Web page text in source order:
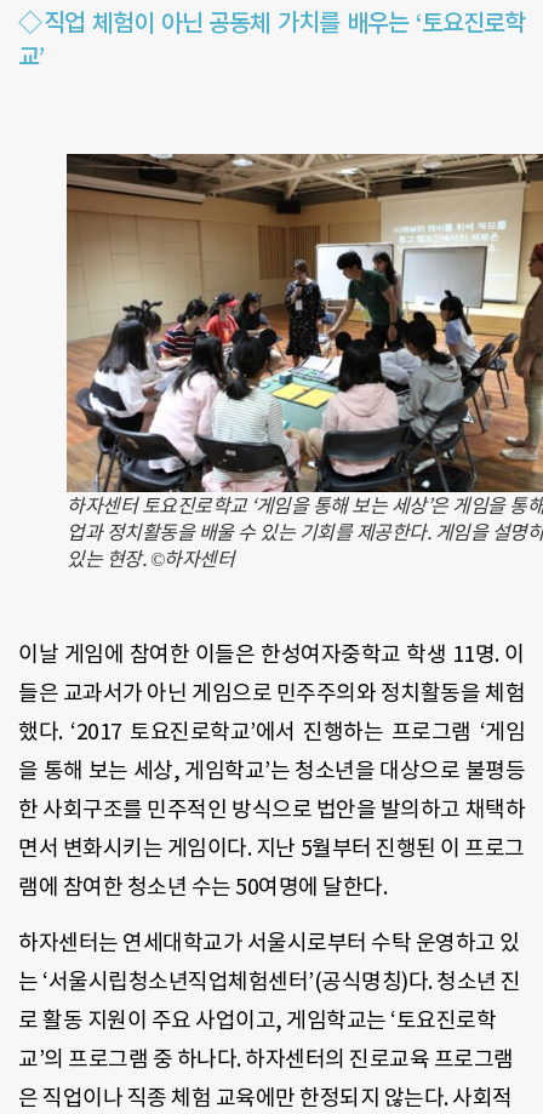
◇직업 체험이 아닌 공동체 가치를 배우는 ‘토요진로학
교’
하자센터 토요진로학교 ‘게임을 통해 보는 세상’은 게임을 통
업과 정치활동을 배울 수 있는 기회를 제공한다. 게임을 설명
있는 현장. ©하자센터
이날 게임에 참여한 이들은 한성여자중학교 학생 11명. 이
들은 교과서가 아닌 게임으로 민주주의와 정치활동을 체험
했다. ‘2017 토요진로학교’에서 진행하는 프로그램 ‘게임
을 통해 보는 세상, 게임학교’는 청소년을 대상으로 불평등
한 사회구조를 민주적인 방식으로 법안을 발의하고 채택하
면서 변화시키는 게임이다. 지난 5월부터 진행된 이 프로그
램에 참여한 청소년 수는 50여명에 달한다.
하자센터는 연세대학교가 서울시로부터 수탁 운영하고 있
는 ‘서울시립청소년직업체험센터’(공식명칭)다. 청소년 진
로 활동 지원이 주요 사업이고, 게임학교는 ‘토요진로학
교’의 프로그램 중 하나다. 하자센터의 진로교육 프로그램
은 직업이나 직종 체험 교육에만 한정되지 않는다. 사회적